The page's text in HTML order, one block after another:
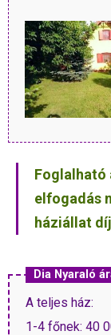
Foglalható
elfogadás
háziállat
Dia Nyaraló
A teljes ház:
1-4 főnek: 40